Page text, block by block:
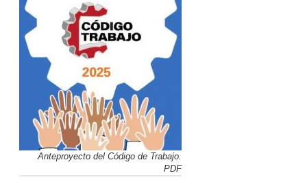
Anteproyecto del Código de Trabajo.
PDF